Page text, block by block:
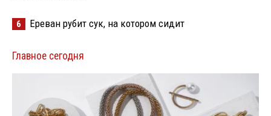
6 Ереван рубит сук, на котором сидит
Главное сегодня